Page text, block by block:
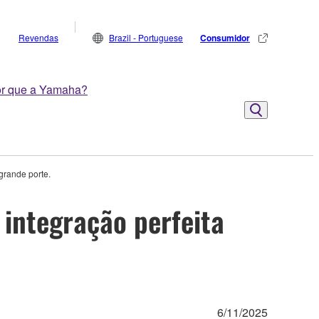
que a Yamaha?
Revendas Brazil - Portuguese Consumidor
porte.
integração perfeita
6/11/2025